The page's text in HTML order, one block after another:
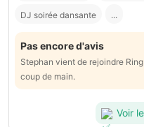
DJ soirée dansante ...
Pas encore d'avis
Stephan vient de rejoindre
coup de main.
Voir